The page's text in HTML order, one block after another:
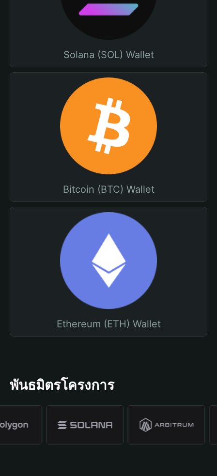
Solana (SOL) Wallet
Bitcoin (BTC) Wallet
Ethereum (ETH) Wallet
พันธมิตรโครงการ